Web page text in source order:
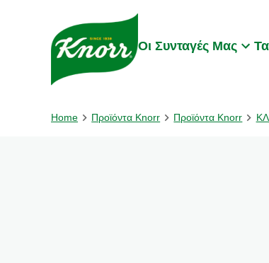
Skip to:
Οι Συνταγές Μας
Home Προϊόντα Knorr Προϊόντα Knorr